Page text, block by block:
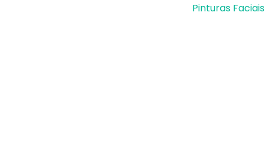
Pinturas Faciais